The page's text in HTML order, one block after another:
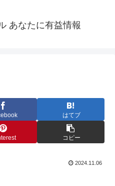
あなたに有益情報
はてブ
コピー
2024.11.06